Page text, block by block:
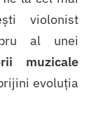
violonist
al unei
muzicale
evoluția